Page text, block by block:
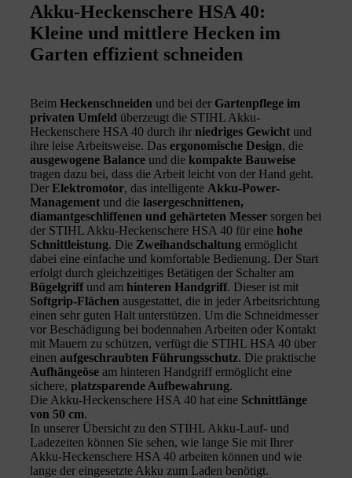
Akku-Heckenschere HSA 40:
Kleine und mittlere Hecken im
Garten effizient schneiden
Beim Heckenschneiden und bei der Gartenpflege im
privaten Umfeld überzeugt die STIHL Akku-
Heckenschere HSA 40 durch ihr niedriges Gewicht und
ihre leise Arbeitsweise. Das ergonomische Design, die
ausgewogene Balance und die kompakte Bauweise
tragen dazu bei, dass die Arbeit leicht von der Hand geht.
Der Elektromotor, das intelligente Akku-Power-
Management und die lasergeschnittenen,
diamantgeschliffenen und gehärteten Messer sorgen bei
der STIHL Akku-Heckenschere HSA 40 für eine hohe
Schnittleistung. Die Zweihandschaltung ermöglicht
dabei eine einfache und komfortable Bedienung. Der Start
erfolgt durch gleichzeitiges Betätigen der Schalter am
Bügelgriffund am hinteren Handgriff. Dieser ist mit
Softgrip-Flächen ausgestattet, die in jeder Arbeitsrichtung
einen sehr guten Halt unterstützen. Um die Schneidmesser
vor Beschädigung bei bodennahen Arbeiten oder Kontakt
mit Mauern zu schützen, verfügt die STIHL HSA 40 über
einen aufgeschraubten Führungsschutz. Die praktische
Aufhängeöse am hinteren Handgriff ermöglicht eine
sichere, platzsparende Aufbewahrung.
Die Akku-Heckenschere HSA 40 hat eine Schnittlänge
von 50 cm.
In unserer Übersicht zu den STIHL Akku-Lauf- und
Ladezeiten können Sie sehen, wie lange Sie mit Ihrer
Akku-Heckenschere HSA 40 arbeiten können und wie
lange der eingesetzte Akku zum Laden benötigt.